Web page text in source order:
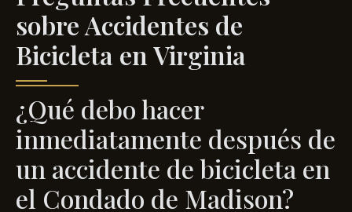
sobre Accidentes de
Bicicleta en Virginia
¿Qué debo hacer
inmediatamente después de
un accidente de bicicleta en
el Condado de Madison?